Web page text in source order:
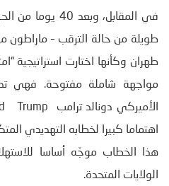
في المقابل،
طويلة من حالة الترقب –
طهران وكأنها اختارت استراتيجية
مواجهة شاملة مفتوحة. فهي
اهتماما كبيرا لخطابه التهديدي
هذا الخطاب موجّه أساسا
الولايات المتحدة.